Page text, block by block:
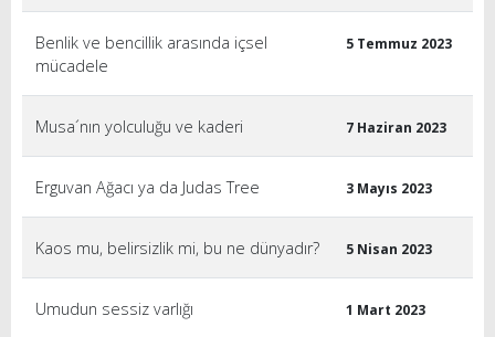
Benlik ve bencillik arasında içsel
mücadele
5 Temmuz 2023
Musa´nın yolculuğu ve kaderi 7 Haziran 2023
Erguvan Ağacı ya da Judas Tree 3 Mayıs 2023
Kaos mu, belirsizlik mi, bu ne dünyadır? 5 Nisan 2023
Umudun sessiz varlığı 1 Mart 2023